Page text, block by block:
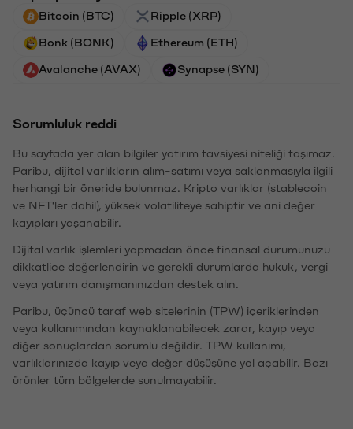
Bitcoin (BTC) Ripple (XRP)
Bonk (BONK) Ethereum (ETH)
Avalanche (AVAX) Synapse (SYN)
Sorumluluk reddi
Bu sayfada yer alan bilgiler yatırım tavsiyesi niteliği taşımaz.
Paribu, dijital varlıkların alım-satımı veya saklanmasıyla ilgili
herhangi bir öneride bulunmaz. Kripto varlıklar (stablecoin
ve NFT'ler dahil), yüksek volatiliteye sahiptir ve ani değer
kayıpları yaşanabilir.
Dijital varlık işlemleri yapmadan önce finansal durumunuzu
dikkatlice değerlendirin ve gerekli durumlarda hukuk, vergi
veya yatırım danışmanınızdan destek alın.
Paribu, üçüncü taraf web sitelerinin (TPW) içeriklerinden
veya kullanımından kaynaklanabilecek zarar, kayıp veya
diğer sonuçlardan sorumlu değildir. TPW kullanımı,
varlıklarınızda kayıp veya değer düşüşüne yol açabilir. Bazı
ürünler tüm bölgelerde sunulmayabilir.